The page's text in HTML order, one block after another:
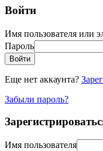
Войти
Имя пользователя или
Пароль
Войти
Еще нет аккаунта?
Забыли пароль?
Имя пользователя